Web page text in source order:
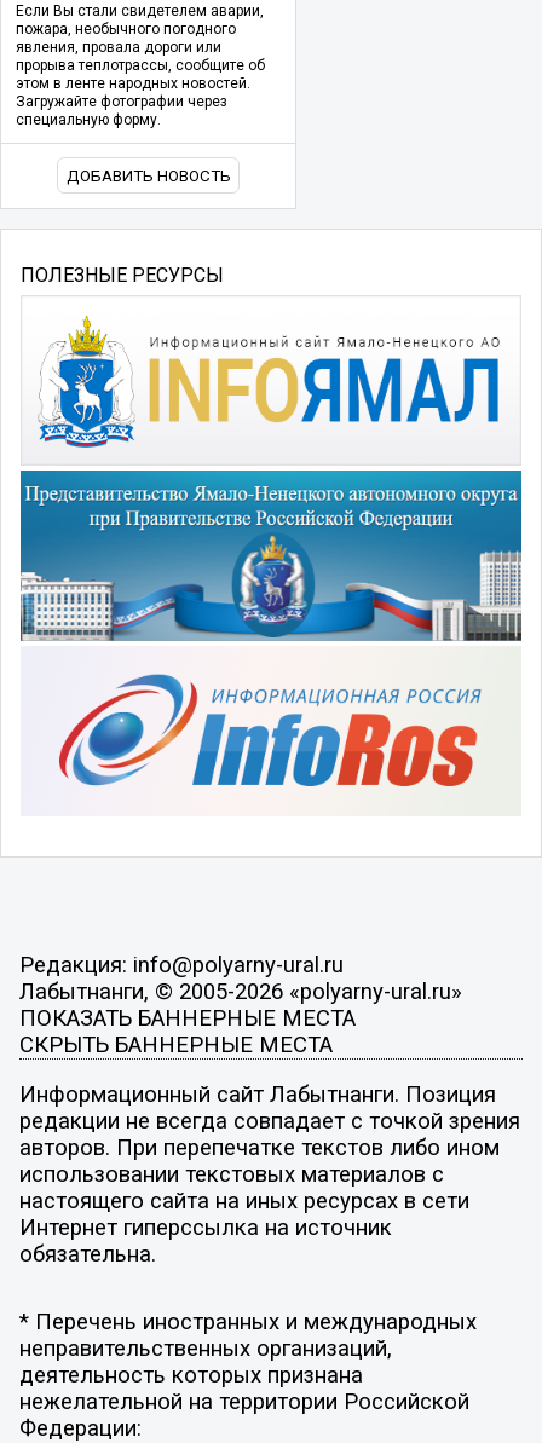
Если Вы стали свидетелем аварии,
пожара, необычного погодного
явления, провала дороги или
прорыва теплотрассы, сообщите об
этом в ленте народных новостей.
Загружайте фотографии через
специальную форму.
ДОБАВИТЬ НОВОСТЬ
ПОЛЕЗНЫЕ РЕСУРСЫ
Редакция: info@polyarny-ural.ru
Лабытнанги, © 2005-2026 «polyarny-ural.ru»
ПОКАЗАТЬ БАННЕРНЫЕ МЕСТА
СКРЫТЬ БАННЕРНЫЕ МЕСТА
Информационный сайт Лабытнанги. Позиция
редакции не всегда совпадает с точкой зрения
авторов. При перепечатке текстов либо ином
использовании текстовых материалов с
настоящего сайта на иных ресурсах в сети
Интернет гиперссылка на источник
обязательна.
* Перечень иностранных и международных
неправительственных организаций,
деятельность которых признана
нежелательной на территории Российской
Федерации: